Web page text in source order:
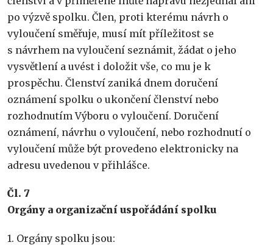
po výzvě spolku. Člen, proti kterému návrh o
vyloučení směřuje, musí mít příležitost se
s návrhem na vyloučení seznámit, žádat o jeho
vysvětlení a uvést i doložit vše, co mu je k
prospěchu. Členství zaniká dnem doručení
oznámení spolku o ukončení členství nebo
rozhodnutím Výboru o vyloučení. Doručení
oznámení, návrhu o vyloučení, nebo rozhodnutí o
vyloučení může být provedeno elektronicky na
adresu uvedenou v přihlášce.
Čl. 7
Orgány a organizační uspořádání spolku
1. Orgány spolku jsou: